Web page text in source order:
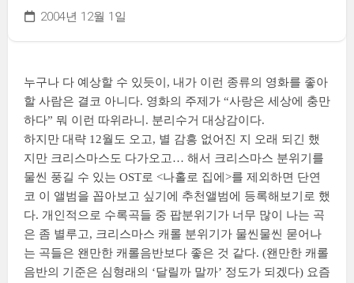
2004년 12월 1일
누구나 다 예상할 수 있듯이, 내가 이런 종류의 영화를 좋아
할 사람은 결코 아니다. 영화의 주제가 “사랑은 세상에 충만
하다” 뭐 이런 따위라니. 분리수거 대상감이다.
하지만 대략 12월도 오고, 별 감흥 없어진 지 오래 되긴 했
지만 크리스마스도 다가오고… 해서 크리스마스 분위기를
물씬 풍길 수 있는 OST로 <나홀로 집에>를 제외하면 단연
코 이 앨범을 꼽아보고 싶기에 추천앨범에 등록해보기로 했
다. 개인적으로 수록곡들 중 팝분위기가 너무 많이 나는 곡
은 좀 별루고, 크리스마스 캐롤 분위기가 물씬물씬 묻어나
는 곡들은 왠만한 캐롤음반보다 좋은 것 같다. (왠만한 캐롤
음반의 기준은 심형래의 ‘달릴까 말까’ 정도가 되겠다) 요즘